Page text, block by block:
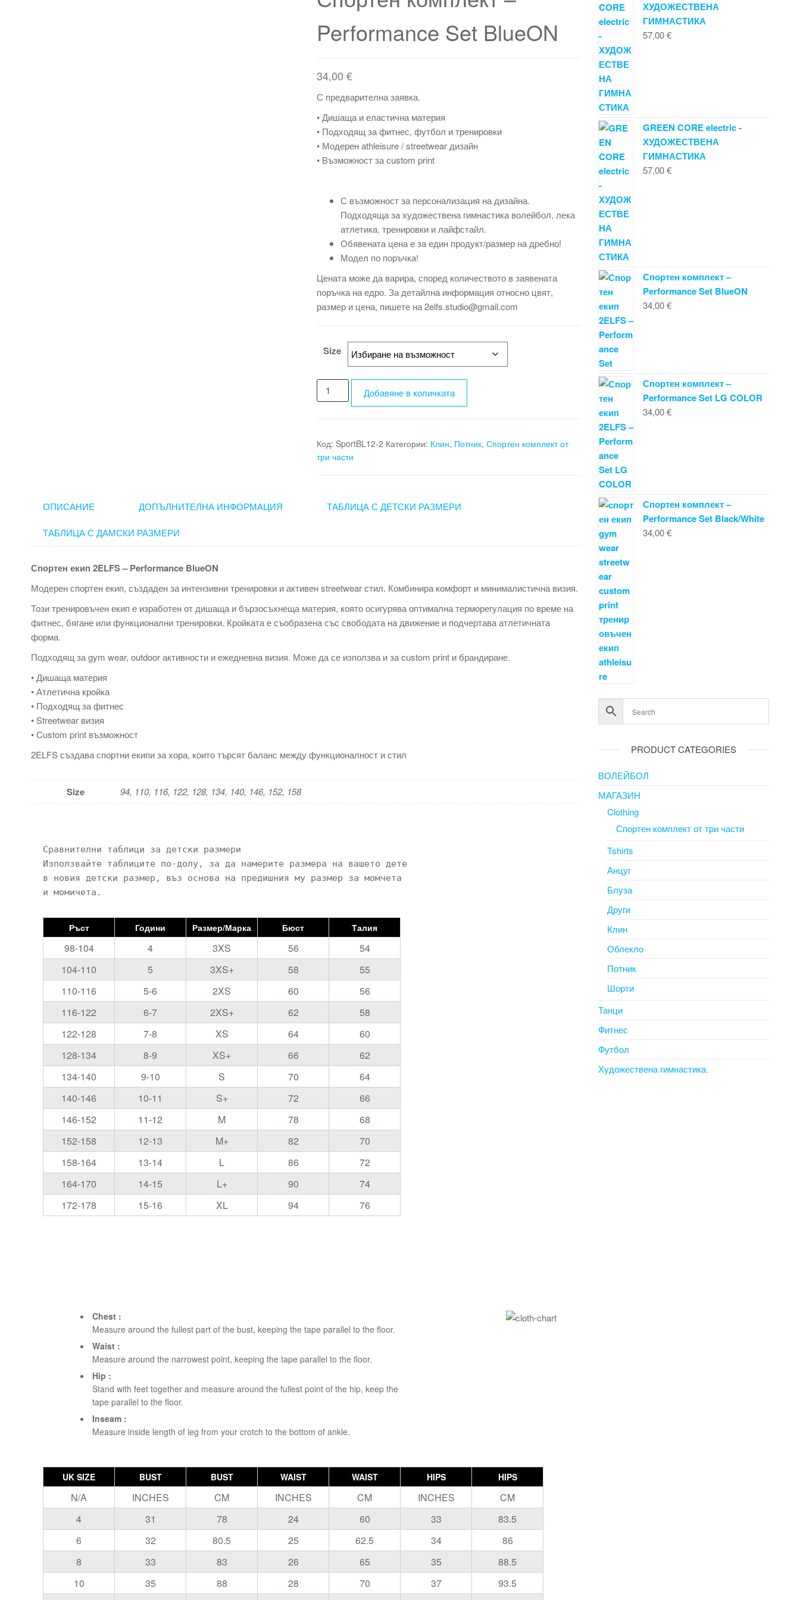
ХУДОЖЕСТВЕНА
ГИМНАСТИКА
Performance Set BlueON
34,00 €
С предварителна заявка.
• Дишаща и еластична материя
• Подходящ за фитнес, футбол и тренировки
• Модерен athleisure / streetwear дизайн
• Възможност за custom print
С възможност за персонализация на дизайна.
Подходяща за художествена гимнастика волейбол, лека
атлетика, тренировки и лайфстайл.
Обявената цена е за един продукт/размер на дребно!
Модел по поръчка!
Цената може да варира, според количеството в заявената
поръчка на едро. За детайлна информация относно цвят,
размер и цена, пишете на 2elfs.studio@gmail.com
Size
количество
за
–
Performance
Добавяне в количката
Код: SportBL12-2 Категории: Клин, Потник, Спортен комплект от
три части
ОПИСАНИЕ ДОПЪЛНИТЕЛНА ИНФОРМАЦИЯ ТАБЛИЦА С ДЕТСКИ РАЗМЕРИ
ТАБЛИЦА С ДАМСКИ РАЗМЕРИ
Спортен екип 2ELFS – Performance BlueON
Модерен спортен екип, създаден за интензивни тренировки и активен streetwear стил. Комбинира комфорт и минималистична визия.
Този тренировъчен екип е изработен от дишаща и бързосъхнеща материя, която осигурява оптимална терморегулация по време на
фитнес, бягане или функционални тренировки. Кройката е съобразена със свободата на движение и подчертава атлетичната
форма.
Подходящ за gym wear, outdoor активности и ежедневна визия. Може да се използва и за custom print и брандиране.
• Дишаща материя
• Атлетична кройка
• Подходящ за фитнес
• Streetwear визия
• Custom print възможност
2ELFS създава спортни екипи за хора, които търсят баланс между функционалност и стил
Size 94, 110, 116, 122, 128, 134, 140, 146, 152, 158
Сравнителни таблици за детски размери
Използвайте таблиците по-долу, за да намерите размера на вашето дете
в новия детски размер, въз основа на предишния му размер за момчета
Ръст Години Размер/Марка Бюст Талия
98-104 4 3XS 56
54
104-110
5 3XS+ 58
55
110-116
5-6 2XS 60
56
116-122
6-7 2XS+ 62
58
122-128
7-8 XS 64
60
128-134
8-9 XS+ 66
62
134-140
9-10 S 70
64
140-146
10-11 S+ 72
66
146-152
11-12 M 78
68
152-158
12-13 M+ 82
70
158-164
13-14 L 86
72
164-170
14-15 L+ 90
74
172-178
15-16 XL 94 76
Chest :
Measure around the fullest part of the bust, keeping the tape parallel to the floor.
Waist :
Measure around the narrowest point, keeping the tape parallel to the floor.
Hip :
Stand with feet together and measure around the fullest point of the hip, keep the
tape parallel to the floor.
Inseam :
Measure inside length of leg from your crotch to the bottom of ankle.
UK SIZE BUST BUST WAIST WAIST HIPS HIPS
N/A INCHES CM INCHES CM INCHES
CM
4
31 78 24 60 33
83.5
6
32 80.5 25 62.5 34
86
8
33 83 26 65 35
88.5
10
35 88 28 70 37
93.5
ХУДОЖЕСТВЕНА
ГИМНАСТИКА
57,00€
GREEN CORE electric -
ХУДОЖЕСТВЕНА
ГИМНАСТИКА
57,00€
Спортен комплект –
Performance Set BlueON
34,00€
Спортен комплект –
Performance Set LG COLOR
34,00€
Спортен комплект –
Performance Set Black/White
34,00€
PRODUCT CATEGORIES
ВОЛЕЙБОЛ
МАГАЗИН
Clothing
Спортен комплект от три части
Tshirts
Анцуг
Блуза
Други
Клин
Облекло
Потник
Шорти
Танци
Фитнес
Футбол
Художествена гимнастика.